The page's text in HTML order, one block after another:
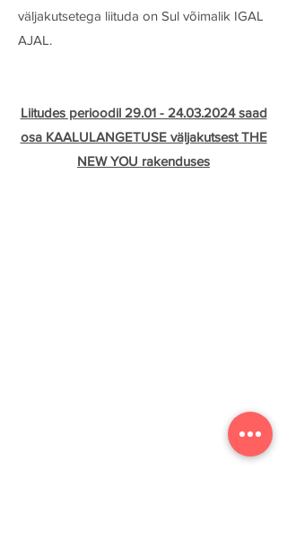
väljakutsetega liituda on Sul võimalik IGAL
AJAL.
Liitudes perioodil 29.01 - 24.03.2024 saad
osa KAALULANGETUSE väljakutsest THE
NEW YOU rakenduses